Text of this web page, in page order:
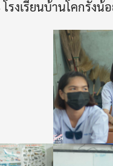
งเรียนบ้านโคกรังน้